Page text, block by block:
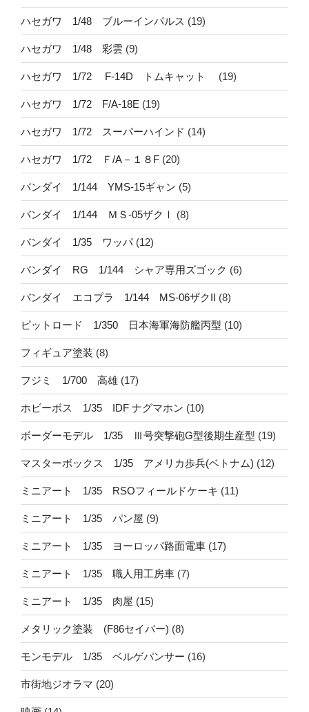
ハセガワ 1/48 ブルーインパルス (19)
ハセガワ 1/48 彩雲 (9)
ハセガワ 1/72 F-14D トムキャット (19)
ハセガワ 1/72 F/A-18E (19)
ハセガワ 1/72 スーパーハインド (14)
ハセガワ 1/72 Ｆ/A－１８F (20)
バンダイ 1/144 YMS-15ギャン (5)
バンダイ 1/144 ＭＳ-05ザクⅠ (8)
バンダイ 1/35 ワッパ(12)
バンダイ RG 1/144 シャア専用ズゴック (6)
バンダイ エコプラ 1/144 MS-06ザクII (8)
ピットロード 1/350 日本海軍海防艦丙型 (10)
フィギュア塗装 (8)
フジミ 1/700 高雄 (17)
ホビーボス 1/35 IDF ナグマホン (10)
ボーダーモデル 1/35 Ⅲ号突撃砲G型後期生産型 (19)
マスターボックス 1/35 アメリカ歩兵(ベトナム) (12)
ミニアート 1/35 RSOフィールドケーキ (11)
ミニアート 1/35 パン屋 (9)
ミニアート 1/35 ヨーロッパ路面電車 (17)
ミニアート 1/35 職人用工房車 (7)
ミニアート 1/35 肉屋 (15)
メタリック塗装 (F86セイバー) (8)
モンモデル 1/35 ベルゲパンサー (16)
市街地ジオラマ (20)